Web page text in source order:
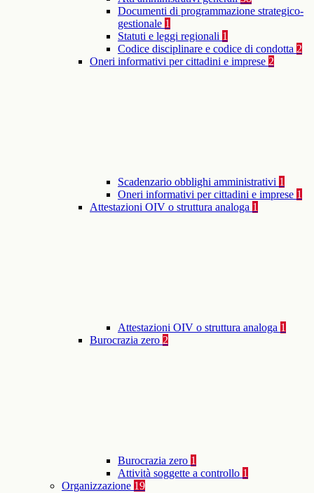
Documenti di programmazione strategico-
gestionale 1
Statuti e leggi regionali 1
Codice disciplinare e codice di condotta 2
Oneri informativi per cittadini e imprese 2
Scadenzario obblighi amministrativi 1
Oneri informativi per cittadini e imprese 1
Attestazioni OIV o struttura analoga 1
Attestazioni OIV o struttura analoga 1
Burocrazia zero 2
Burocrazia zero 1
Attività soggette a controllo 1
Organizzazione 19